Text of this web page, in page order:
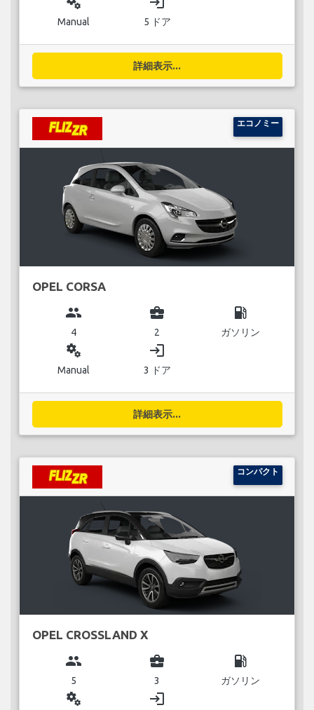
Manual 5 ドア
詳細表示...
エコノミー
OPEL CORSA
group
4
business_center
2
local_gas_station
ガソリン
miscellaneous_services
Manual
login
3 ドア
詳細表示...
コンパクト
OPEL CROSSLAND X
group
5
business_center
3
local_gas_station
ガソリン
miscellaneous_services login